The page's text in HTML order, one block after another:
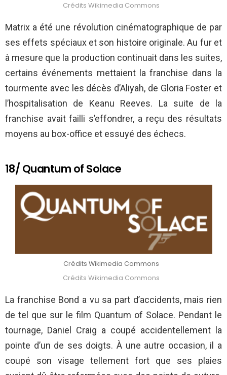
Crédits Wikimedia Commons
Matrix a été une révolution cinématographique de par
ses effets spéciaux et son histoire originale. Au fur et
à mesure que la production continuait dans les suites,
certains événements mettaient la franchise dans la
tourmente avec les décès d’Aliyah, de Gloria Foster et
l’hospitalisation de Keanu Reeves. La suite de la
franchise avait failli s’effondrer, a reçu des résultats
moyens au box-office et essuyé des échecs.
18/ Quantum of Solace
Crédits Wikimedia Commons
Crédits Wikimedia Commons
La franchise Bond a vu sa part d’accidents, mais rien
de tel que sur le film Quantum of Solace. Pendant le
tournage, Daniel Craig a coupé accidentellement la
pointe d’un de ses doigts. À une autre occasion, il a
coupé son visage tellement fort que ses plaies